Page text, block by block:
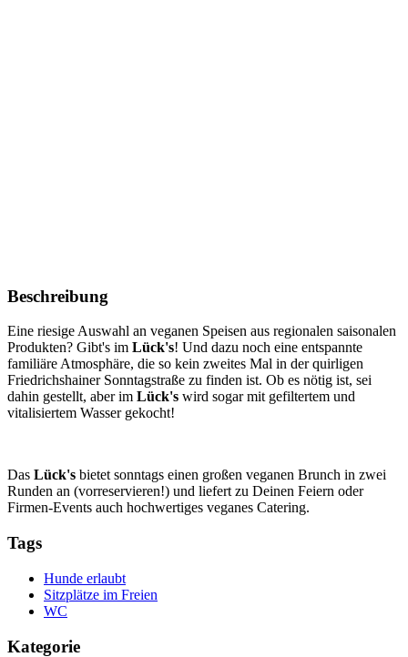
Beschreibung
Eine riesige Auswahl an veganen Speisen aus regionalen saisonalen
Produkten? Gibt's im Lück's! Und dazu noch eine entspannte
familiäre Atmosphäre, die so kein zweites Mal in der quirligen
Friedrichshainer Sonntagstraße zu finden ist. Ob es nötig ist, sei
dahin gestellt, aber im Lück's wird sogar mit gefiltertem und
vitalisiertem Wasser gekocht!
Das Lück's bietet sonntags einen großen veganen Brunch in zwei
Runden an (vorreservieren!) und liefert zu Deinen Feiern oder
Firmen-Events auch hochwertiges veganes Catering.
Tags
Hunde erlaubt
Sitzplätze im Freien
WC
Kategorie